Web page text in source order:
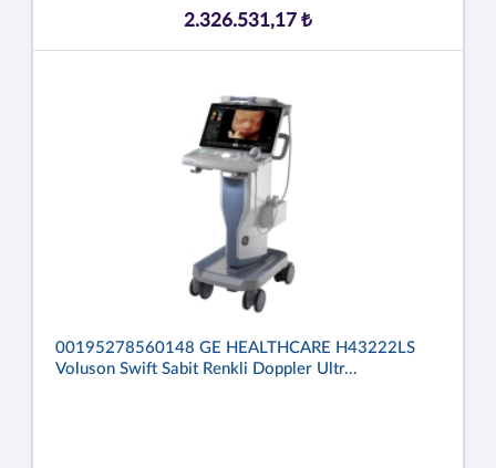
2.326.531,17 ₺
00195278560148 GE HEALTHCARE H43222LS
Voluson Swift Sabit Renkli Doppler Ultr...